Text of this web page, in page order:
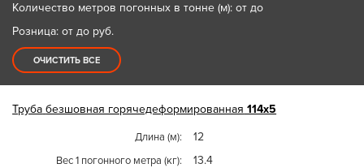
Количество метров погонных в тонне (м): от до
Розница: от до руб.
ОЧИСТИТЬ ВСЕ
Труба безшовная горячедеформированная 114х5
Длина (м) 12
Вес 1 погонного метра (кг) 13.4